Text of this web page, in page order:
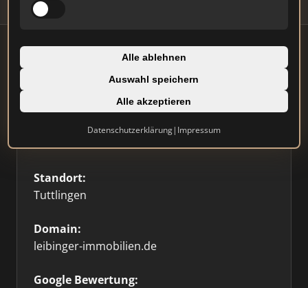
Alle ablehnen
Auswahl speichern
Alle akzeptieren
Datenschutzerklärung| Impressum
⭐ Etabliert
Einzelner Makler
Standort:
Tuttlingen
Domain:
leibinger-immobilien.de
Google Bewertung: